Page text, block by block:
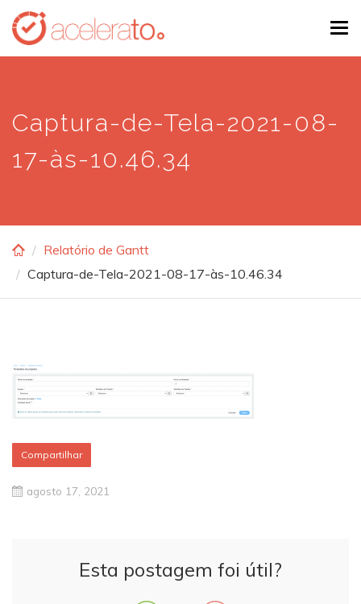
Skip
main
Captura-de-Tela-2021-08-
17-às-10.46.34
Relatório de Gantt
Captura-de-Tela-2021-08-17-às-10.46.34
Compartilhar
agosto 17, 2021
Esta postagem foi útil?